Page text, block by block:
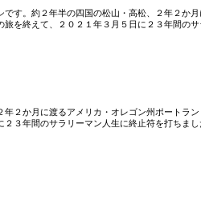
す。約２年半の四国の松山・高松、２年２か
旅を終えて、２０２１年３月５日に２３年間の
年２か月に渡るアメリカ・オレゴン州ポートラ
２３年間のサラリーマン人生に終止符を打ちま